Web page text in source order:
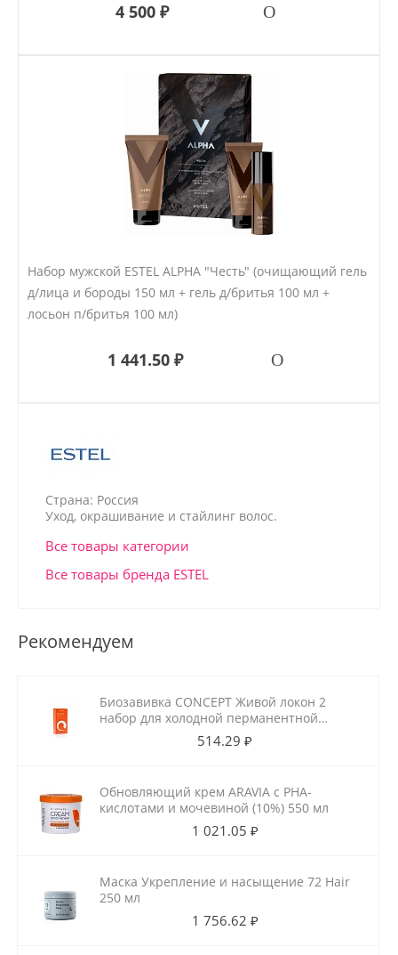
4 500 ₽
Набор мужской ESTEL ALPHA "Честь" (очищающий гель
д/лица и бороды 150 мл + гель д/бритья 100 мл +
лосьон п/бритья 100 мл)
1 441.50 ₽
Страна: Россия
Уход, окрашивание и стайлинг волос.
Все товары категории
Все товары бренда ESTEL
Рекомендуем
Биозавивка CONCEPT Живой локон 2
набор для холодной перманентной
завивки для ослабленных волос
514.29 ₽
Обновляющий крем ARAVIA с РНА-
кислотами и мочевиной (10%) 550 мл
1 021.05 ₽
Маска Укрепление и насыщение 72 Hair
250 мл
1 756.62 ₽